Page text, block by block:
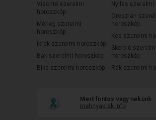
Vízöntő szerelmi
horoszkóp
Mérleg szerelmi
horoszkóp
Ikrek szerelmi horoszkóp
Bak szerelmi horoszkóp
Bika szerelmi horoszkóp
Nyilas szerelmi
Oroszlán
horoszkóp
Kos szerelmi
Skorpió szerelmi
horoszkóp
Rák szerelmi
Mert fontos vagy nekünk
mehnyakrak.info